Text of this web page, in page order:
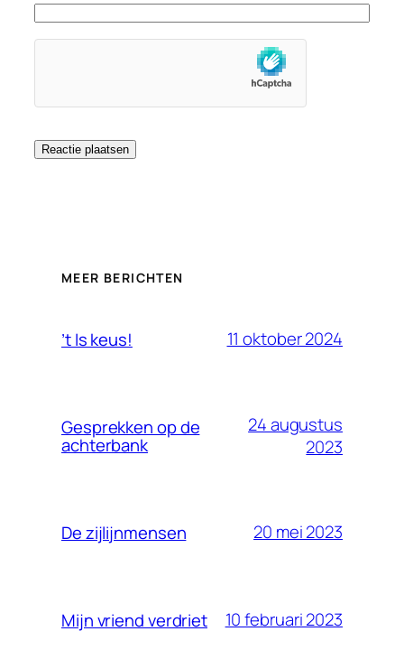
MEER BERICHTEN
’t Is keus! 11 oktober 2024
Gesprekken op de
achterbank
24 augustus
2023
De zijlijnmensen 20 mei 2023
Mijn vriend verdriet 10 februari 2023